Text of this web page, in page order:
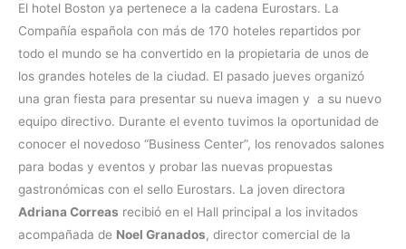
El hotel Boston ya pertenece a la cadena Eurostars. La
Compañía española con más de 170 hoteles repartidos por
todo el mundo se ha convertido en la propietaria de unos de
los grandes hoteles de la ciudad. El pasado jueves organizó
una gran fiesta para presentar su nueva imagen y a su nuevo
equipo directivo. Durante el evento tuvimos la oportunidad de
conocer el novedoso “Business Center”, los renovados salones
para bodas y eventos y probar las nuevas propuestas
gastronómicas con el sello Eurostars. La joven directora
Adriana Correas recibió en el Hall principal a los invitados
acompañada de Noel Granados, director comercial de la